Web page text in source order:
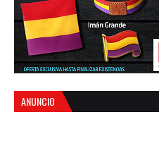
ANUNCIO